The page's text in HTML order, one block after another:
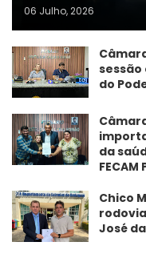
06 Julho, 2026
do
da
Chico
José